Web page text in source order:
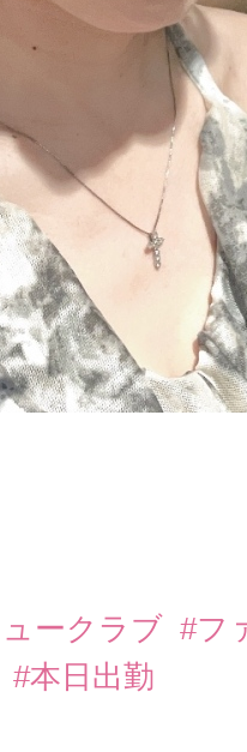
ークラブ #フ
#本日出勤